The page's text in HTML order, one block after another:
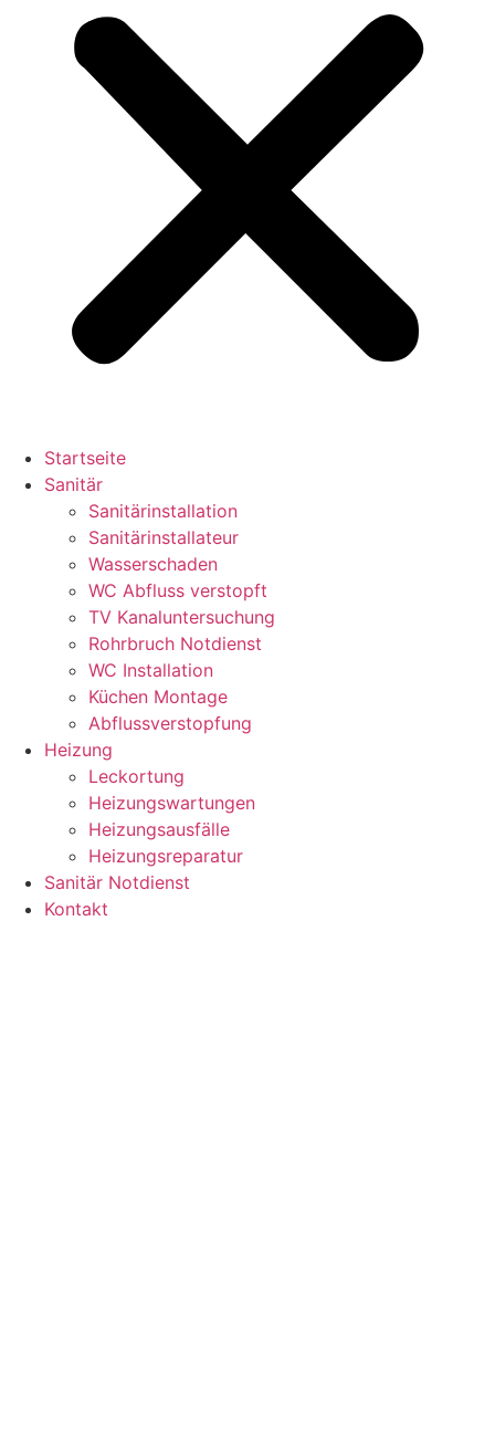
Startseite
Sanitär
Sanitärinstallation
Sanitärinstallateur
Wasserschaden
WC Abfluss verstopft
TV Kanaluntersuchung
Rohrbruch Notdienst
WC Installation
Küchen Montage
Abflussverstopfung
Heizung
Leckortung
Heizungswartungen
Heizungsausfälle
Heizungsreparatur
Sanitär Notdienst
Kontakt